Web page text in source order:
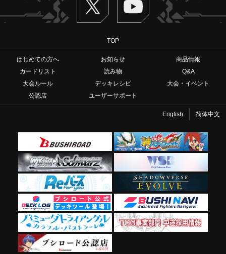
TOP
はじめての方へ お知らせ
商品情報
カードリスト
読み物
Q&A
大会ルール
デッキレシピ
大会・イベント
公認店
ユーザーサポート
English 简体中文